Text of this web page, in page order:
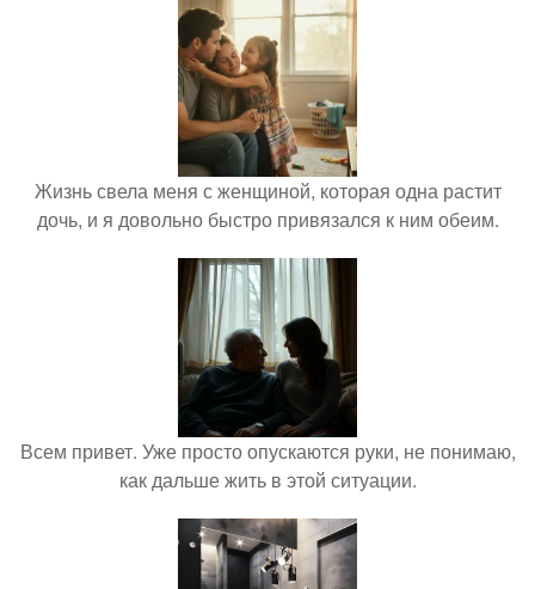
Жизнь свела меня с женщиной, которая одна растит
дочь, и я довольно быстро привязался к ним обеим.
Всем привет. Уже просто опускаются руки, не понимаю,
как дальше жить в этой ситуации.